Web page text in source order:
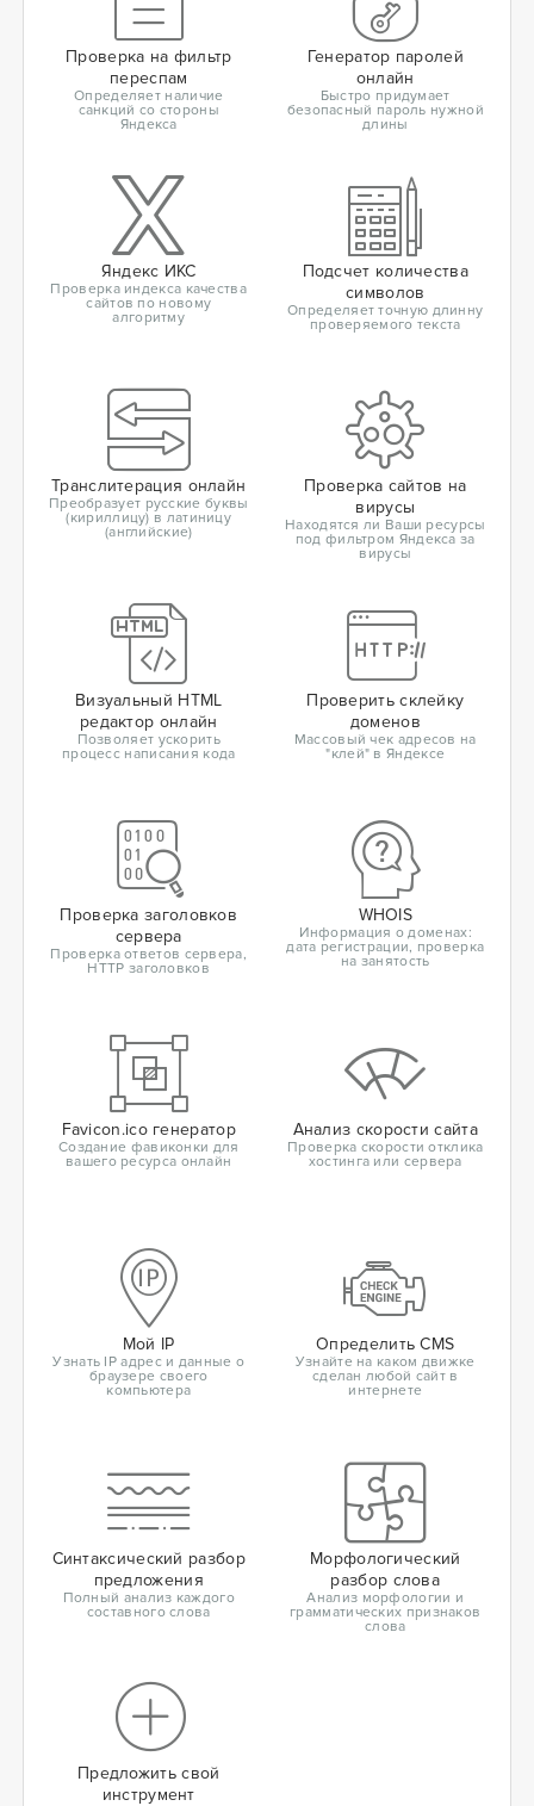
Проверка на фильтр
переспам
Определяет наличие
санкций со стороны
Яндекса
Генератор паролей
онлайн
Быстро придумает
безопасный пароль нужной
длины
Яндекс ИКС
Проверка индекса качества
сайтов по новому
алгоритму
Подсчет количества
символов
Определяет точную длинну
проверяемого текста
Транслитерация онлайн
Преобразует русские буквы
(кириллицу) в латиницу
(английские)
Проверка сайтов на
вирусы
Находятся ли Ваши ресурсы
под фильтром Яндекса за
вирусы
Визуальный HTML
редактор онлайн
Позволяет ускорить
процесс написания кода
Проверить склейку
доменов
Массовый чек адресов на
"клей" в Яндексе
Проверка заголовков
сервера
Проверка ответов сервера,
HTTP заголовков
WHOIS
Информация о доменах:
дата регистрации, проверка
на занятость
Favicon.ico генератор
Создание фавиконки для
вашего ресурса онлайн
Анализ скорости сайта
Проверка скорости отклика
хостинга или сервера
Мой IP
Узнать IP адрес и данные о
браузере своего
компьютера
Определить CMS
Узнайте на каком движке
сделан любой сайт в
интернете
Синтаксический разбор
предложения
Полный анализ каждого
составного слова
Морфологический
разбор слова
Анализ морфологии и
грамматических признаков
слова
Предложить свой
инструмент